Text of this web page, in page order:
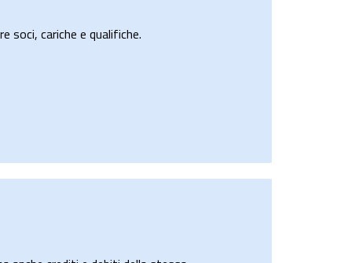
soci, cariche e qualifiche.